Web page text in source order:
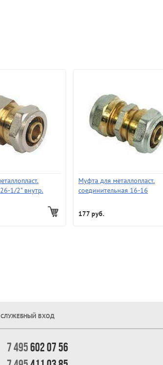
1/2" внутр.
Муфта для металлопласт.
соединительная 16-16
177 руб.
СЛУЖЕБНЫЙ ВХОД
7 495602 07 56